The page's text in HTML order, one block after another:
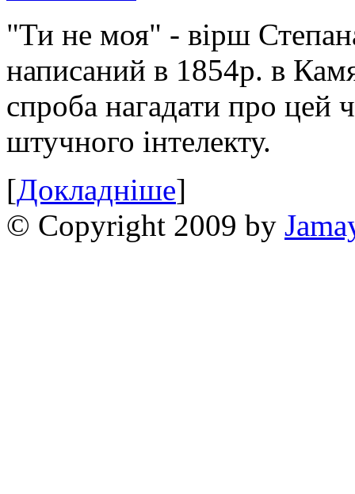
"Ти не моя" - вірш
написаний в 1854р. в
спроба нагадати про цей
штучного інтелекту.
[Докладніше]
© Copyright 2009 by